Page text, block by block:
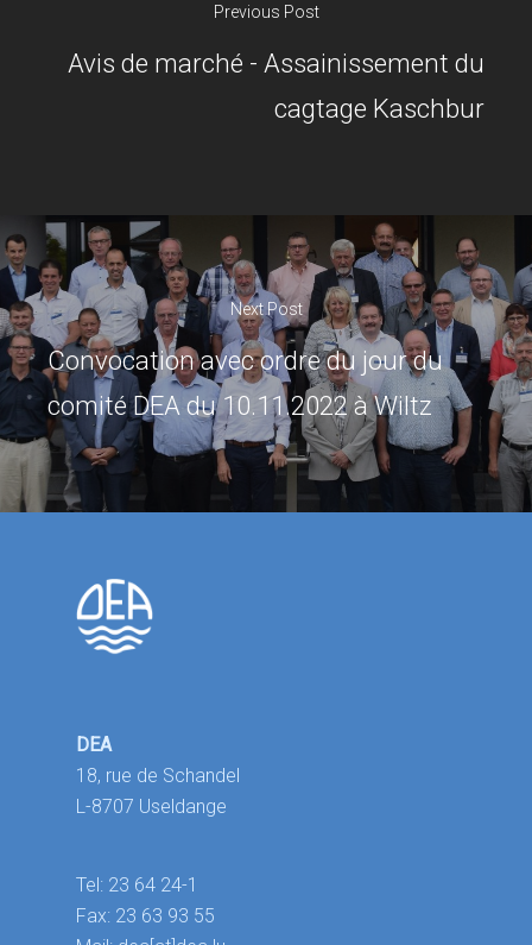
Previous Post
Avis de marché - Assainissement du
cagtage Kaschbur
Next Post
Convocation avec ordre du jour du
comité DEA du 10.11.2022 à Wiltz
DEA
18, rue de Schandel
L-8707 Useldange
Tel: 23 64 24-1
Fax: 23 63 93 55